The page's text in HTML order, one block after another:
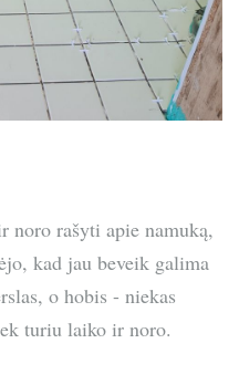
noro rašyti apie namuką,
kad jau beveik galima
o hobis - niekas
turiu laiko ir noro.